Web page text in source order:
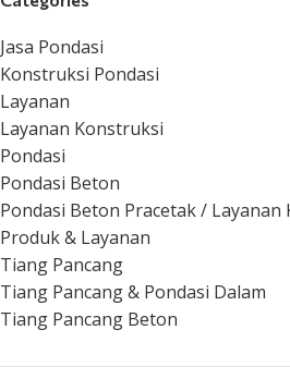
Jasa Pondasi
Konstruksi Pondasi
Layanan
Layanan Konstruksi
Pondasi
Pondasi Beton
Pondasi Beton Pracetak / Layanan
Produk & Layanan
Tiang Pancang
Tiang Pancang & Pondasi Dalam
Tiang Pancang Beton